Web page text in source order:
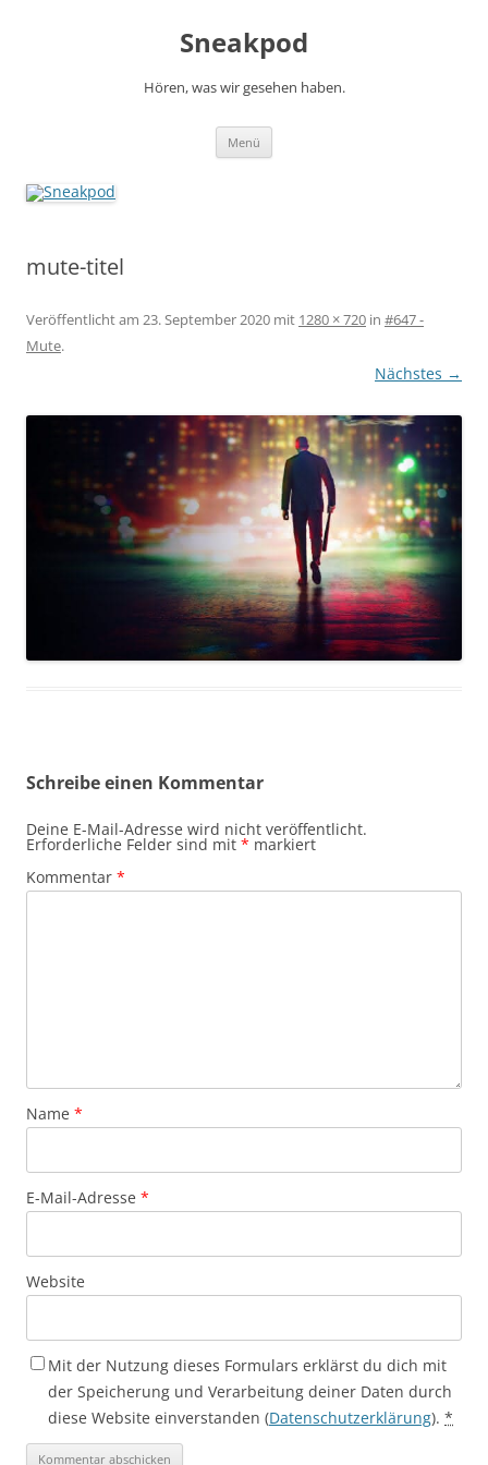
Sneakpod
Hören, was wir gesehen haben.
Menü
mute-titel
Veröffentlicht am 23. September 2020 mit 1280 × 720 in #647 -
Mute.
Nächstes →
Schreibe einen Kommentar
Deine E-Mail-Adresse wird nicht veröffentlicht.
Erforderliche Felder sind mit * markiert
Kommentar *
Name *
E-Mail-Adresse *
Website
Mit der Nutzung dieses Formulars erklärst du dich mit
der Speicherung und Verarbeitung deiner Daten durch
diese Website einverstanden (Datenschutzerklärung). *